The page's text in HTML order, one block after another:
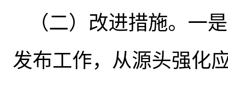
（二）改进措施。 一
发布工作，从源头强化